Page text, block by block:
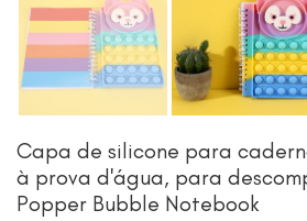
Capa de silicone para
à prova d'água, para
Popper Bubble Notebook